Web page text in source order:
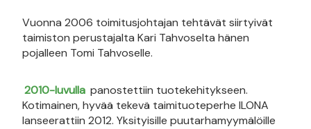
Vuonna 2006 toimitusjohtajan tehtävät siirtyivät
taimiston perustajalta Kari Tahvoselta hänen
pojalleen Tomi Tahvoselle.
2010-luvulla panostettiin tuotekehitykseen.
Kotimainen, hyvää tekevä taimituoteperhe ILONA
lanseerattiin 2012. Yksityisille puutarhamyymälöille